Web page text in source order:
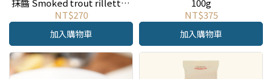
抹醬 Smoked trout rillettes
with green peppercorns
100g
NT$270
加入購物車
100g
NT$375
加入購物車